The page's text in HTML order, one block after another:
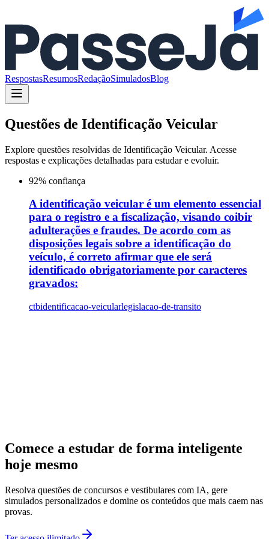
RespostasResumosRedaçãoSimuladosBlog
Questões de Identificação Veicular
Explore questões resolvidas de Identificação Veicular. Acesse
respostas e explicações detalhadas para estudar e evoluir.
92% confiança
A identificação veicular é um elemento essencial
para o registro e a fiscalização, visando coibir
adulterações e fraudes. De acordo com as
disposições legais sobre a identificação do
veículo, é correto afirmar que ele será
identificado obrigatoriamente por caracteres
gravados:
ctbidentificacao-veicularlegislacao-de-transito
Comece a estudar de forma inteligente
hoje mesmo
Resolva questões de concursos e vestibulares com IA, gere
simulados personalizados e domine os conteúdos que mais caem nas
provas.